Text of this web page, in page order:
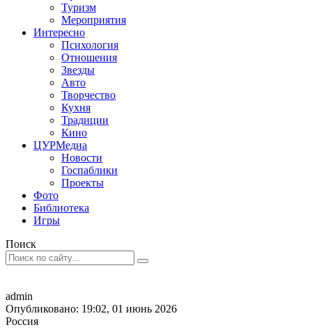
Туризм
Мероприятия
Интересно
Психология
Отношения
Звезды
Авто
Творчество
Кухня
Традиции
Кино
ЦУРМедиа
Новости
Госпаблики
Проекты
Фото
Библиотека
Игры
Поиск
admin
Опубликовано: 19:02, 01 июнь 2026
Россия